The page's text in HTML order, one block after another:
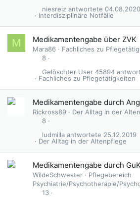
Interdisziplinäre Notfälle
04.08.2020
niesreiz
M Medikamentengabe über ZVK
Mara86
Fachliches zu
8
Fachliches zu Pflegetätigkeiten
Gelöschter User 45894
Medikamentengabe durch
Rickross89
Der Alltag in der
8
Der Alltag in der Altenpflege
25.12.2019
ludmilla
Medikamentengabe durch
WildeSchwester
Pflegebereich
Psychiatrie/Psychotherapie/
13